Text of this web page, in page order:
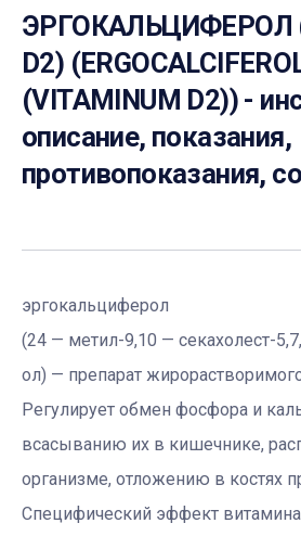
D2)
(VITAMINUM D2)) -
описание, показания,
противопоказания,
эргокальциферол
(24 — метил-9,10 — секахолест-
ол) — препарат
Регулирует обмен фосфора и
всасыванию их в кишечнике,
организме, отложению в костях
Специфический эффект